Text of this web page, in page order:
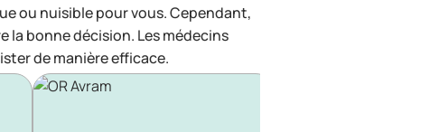
ou nuisible pour vous. Cependant,
la bonne décision. Les médecins
de manière efficace.